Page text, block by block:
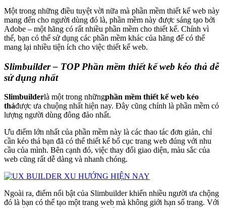
Một trong những điều tuyệt vời nữa mà phần mềm thiết kế web này
mang đến cho người dùng đó là, phần mềm này được sáng tạo bởi
Adobe – một hãng có rất nhiều phần mềm cho thiết kế. Chính vì
thế, bạn có thể sử dụng các phần mềm khác của hãng để có thể
mang lại nhiều tiện ích cho việc thiết kế web.
Slimbuilder – TOP Phần mềm thiết kế web kéo thả dễ
sử dụng nhất
Slimbuilderlà một trong nhữngphần mềm thiết kế web kéo
thảđược ưa chuộng nhất hiện nay. Đây cũng chính là phần mềm có
lượng người dùng đông đảo nhất.
Ưu điểm lớn nhất của phần mềm này là các thao tác đơn giản, chỉ
cần kéo thả bạn đã có thể thiết kế bố cục trang web đúng với nhu
cầu của mình. Bên cạnh đó, việc thay đổi giao diện, màu sắc của
web cũng rất dễ dàng và nhanh chóng.
Ngoài ra, điểm nổi bật của Slimbuilder khiến nhiều người ưa chộng
đó là bạn có thể tạo một trang web mà không giới hạn số trang. Với